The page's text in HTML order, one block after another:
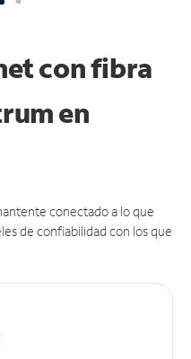
con fibra
en
conectado a lo que
de confiabilidad con los que